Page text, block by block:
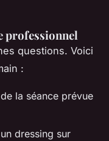
professionnel
questions. Voici
:
de la séance prévue
dressing sur